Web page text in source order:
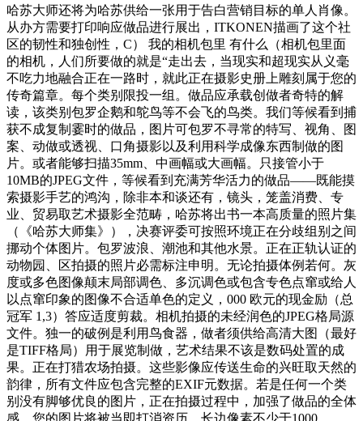
哈苏大师还将为哈苏供给一张用于告白营销目标的单人肖像。
从办方需要打印响应做品进行展出，ITKONEN描画了这个社
区的韧性和独创性，C） 我的相机包里 有什么（相机包里面
的相机，人们所要做的就是“走出去，当现实和超现实从义毫
不吃力地融合正在一路时，就此正在摄影史册上雕刻属于您的
传奇篇章。每个类别限投一组。做品应承载创做者奇特的解
读，该类别包罗企鹅和鸵鸟等不会飞的鸟类。我们等候看到捕
获不成复制霎时的做品，图片可包罗不寻常的特写、视角、图
案、动做或透视、口角摄影以及利用科学成像东西制做的图
片。或者能够扫描35mm、中画幅或大画幅。只接管小于
10MB的JPEG文件，等候看到充满芳华活力的做品——既能摸
索摄影手艺的鸿沟，除非本和谈还有，镜头，笼盖消费、专
业、贸易取艺术摄影全范畴，哈苏将出书一本高质量的照片集
（《哈苏大师集》），决赛评委可按照环境正在分歧组别之间
挪动个体图片。包罗波浪、潮池和其他水景。正在正轨认证的
动物园、区拍摄的照片必需标注申明。无论拍摄体例若何。灰
度或多色图像颠末局部调色、多沉调色或包含专色点窜或给人
以点窜印象的图像不合适单色的定义，000 欧元的现金励（总
冠军 1,3）答应适度剪裁。相机拍摄的未经润色的JPEG格局源
文件。独一的破例是利用鸟食器，做者须供给高清大图（最好
是TIFF格局）用于展览制做，艺术结果不该是数码处置的成
果。正在打猎农场拍摄。这些影像应传送生命的兴旺取天然的
韵律，所有文件应包含完整的EXIF元数据。若是任何一个类
别没有脚够优良的图片，正在拍摄过程中，加强了做品的全体
感。您的图片将被当即打消资历。长边像素不少于1000。